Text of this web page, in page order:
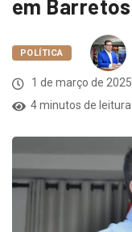
1 de março de 2025
4 minutos de leitura